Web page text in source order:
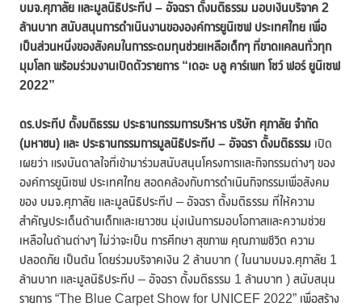
บมจ.ศุภาลัย และมูลนิธิประทีป – อัจฉรา ตั้งมติธรรม มอบเงินบริจาค 2
ล้านบาท สนับสนุนการดำเนินงานขององค์การยูนิเซฟ ประเทศไทย เพื่อ
เป็นส่วนหนึ่งของสังคมในการระดมทุนช่วยเหลือเด็กๆ ที่ขาดแคลนทั่วทุก
มุมโลก พร้อมร่วมงานเปิดตัวรายการ “เดอะ บลู คาร์เพท โชว์ ฟอร์ ยูนิเซฟ
2022”
ดร.ประทีป ตั้งมติธรรม ประธานกรรมการบริหาร บริษัท ศุภาลัย จำกัด
(มหาชน) และ ประธานกรรมการมูลนิธิประทีป – อัจฉรา ตั้งมติธรรม เปิด
เผยว่า แรงบันดาลใจที่เข้ามาร่วมสนับสนุนโครงการและกิจกรรมต่างๆ ของ
องค์การยูนิเซฟ ประเทศไทย สอดคล้องกับการดำเนินกิจกรรมเพื่อสังคม
ของ บมจ.ศุภาลัย และมูลนิธิประทีป – อัจฉรา ตั้งมติธรรม ที่ให้ความ
สำคัญประเด็นด้านเด็กและเยาวชน มุ่งเน้นการมอบโอกาสและความช่วย
เหลือในด้านต่างๆ ไม่ว่าจะเป็น การศึกษา สุขภาพ คุณภาพชีวิต ความ
ปลอดภัย เป็นต้น โดยร่วมบริจาคเงิน 2 ล้านบาท ( ในนามบมจ.ศุภาลัย 1
ล้านบาท และมูลนิธิประทีป – อัจฉรา ตั้งมติธรรม 1 ล้านบาท ) สนับสนุน
รายการ “The Blue Carpet Show for UNICEF 2022” เพื่อสร้าง